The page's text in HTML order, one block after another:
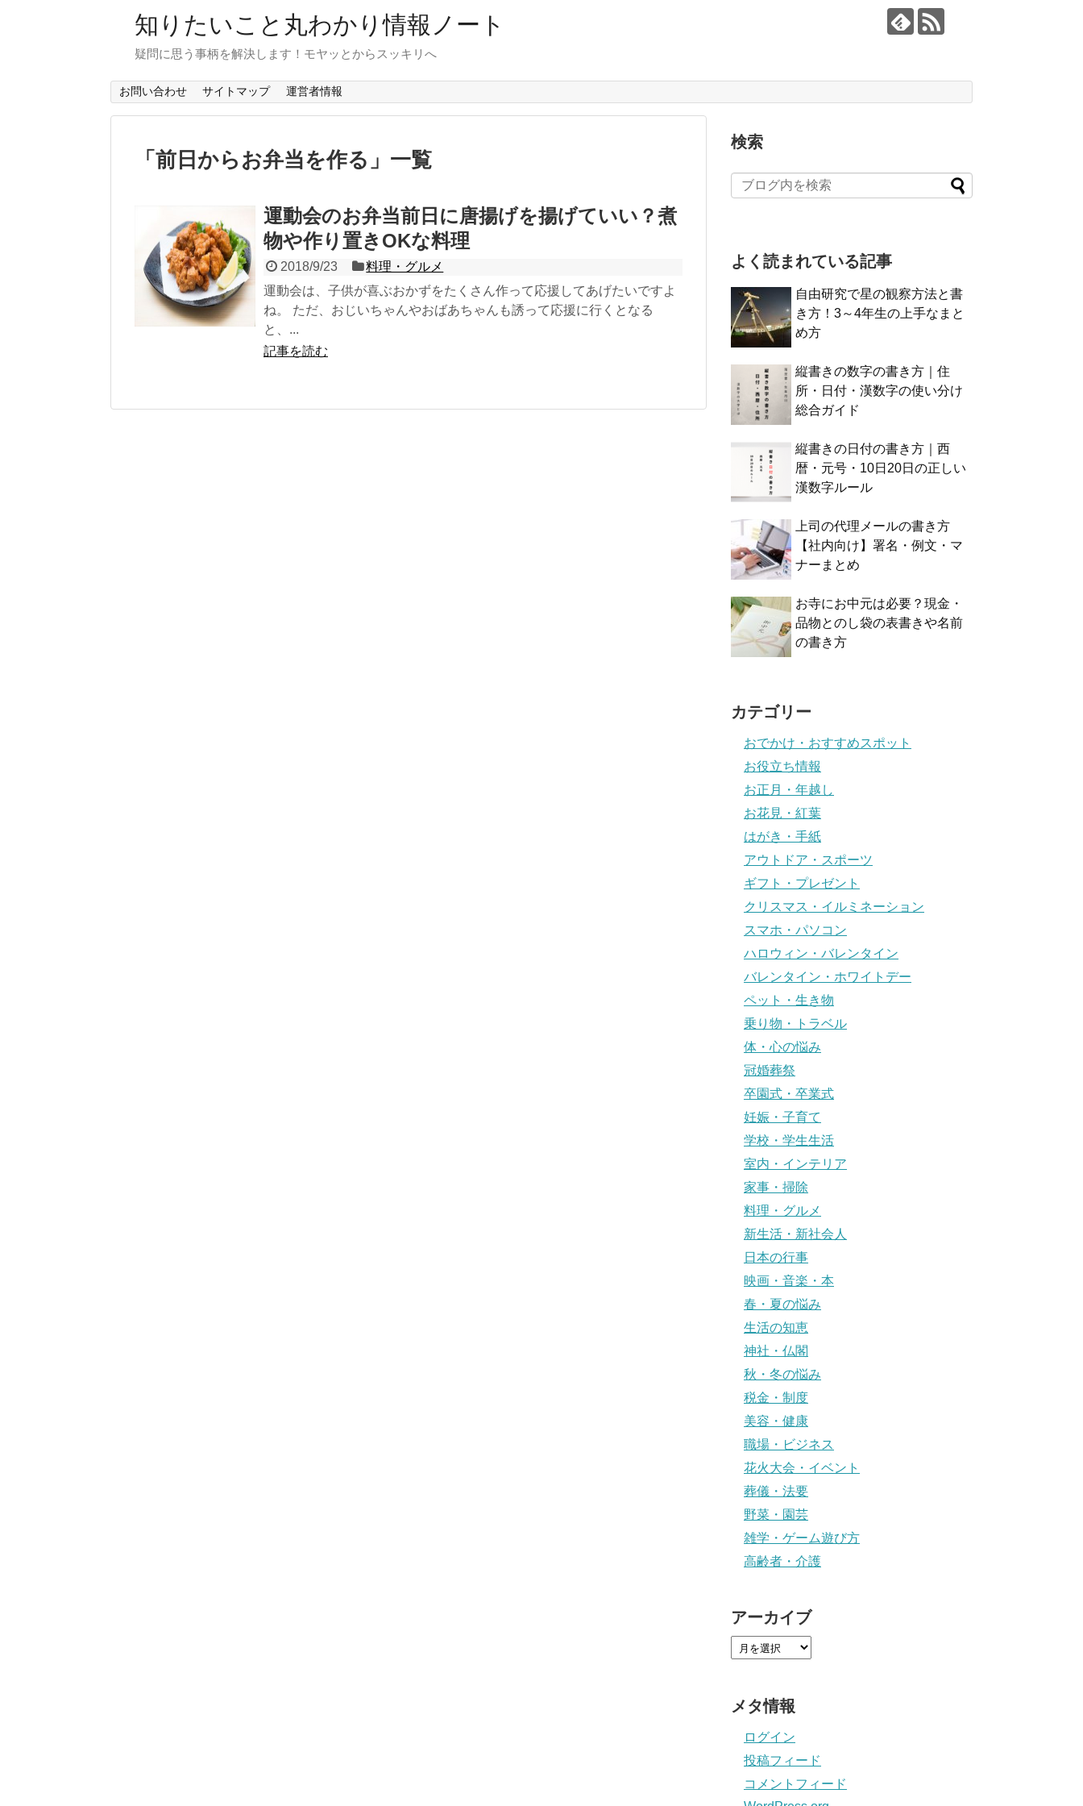
知りたいこと丸わかり情報ノート
疑問に思う事柄を解決します！モヤッとからスッキリへ
お問い合わせ サイトマップ 運営者情報
「 前日からお弁当を作る 」 一覧
運動会のお弁当前日に唐揚げを揚げていい？煮
物や作り置きOKな料理
2018/9/23
料理・グルメ
運動会は、子供が喜ぶおかずをたくさん作って応援してあげたいですよ
ね。 ただ、おじいちゃんやおばあちゃんも誘って応援に行くとなる
と、...
記事を読む
検索
よく読まれている記事
自由研究で星の観察方法と書
き方！3～4年生の上手なまと
め方
縦書きの数字の書き方｜住
所・日付・漢数字の使い分け
総合ガイド
縦書きの日付の書き方｜西
暦・元号・10日20日の正しい
漢数字ルール
上司の代理メールの書き方
【社内向け】署名・例文・マ
ナーまとめ
お寺にお中元は必要？現金・
品物とのし袋の表書きや名前
の書き方
カテゴリー
おでかけ・おすすめスポット
お役立ち情報
お正月・年越し
お花見・紅葉
はがき・手紙
アウトドア・スポーツ
ギフト・プレゼント
クリスマス・イルミネーション
スマホ・パソコン
ハロウィン・バレンタイン
バレンタイン・ホワイトデー
ペット・生き物
乗り物・トラベル
体・心の悩み
冠婚葬祭
卒園式・卒業式
妊娠・子育て
学校・学生生活
室内・インテリア
家事・掃除
料理・グルメ
新生活・新社会人
日本の行事
映画・音楽・本
春・夏の悩み
生活の知恵
神社・仏閣
秋・冬の悩み
税金・制度
美容・健康
職場・ビジネス
花火大会・イベント
葬儀・法要
野菜・園芸
雑学・ゲーム遊び方
高齢者・介護
アーカイブ
メタ情報
ログイン
投稿フィード
コメントフィード